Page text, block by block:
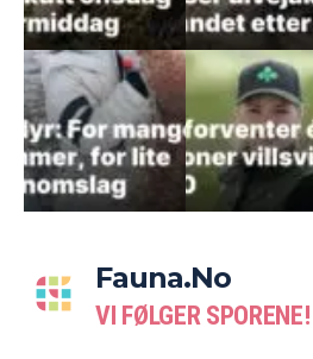
Fauna.no
VI FØLGER SPORENE!